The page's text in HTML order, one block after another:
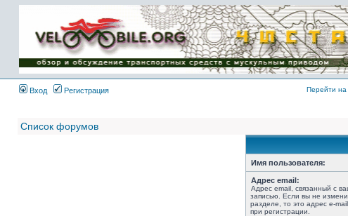
Имя пользователя:
Пароль:
{ LOG_ME_IN_SHORT
}
Вход Регистрация Перейти на
Список форумов
Имя пользователя:
Адрес email:
Адрес email, связанный с
записью. Если вы не
разделе, то это адрес e-
при регистрации.